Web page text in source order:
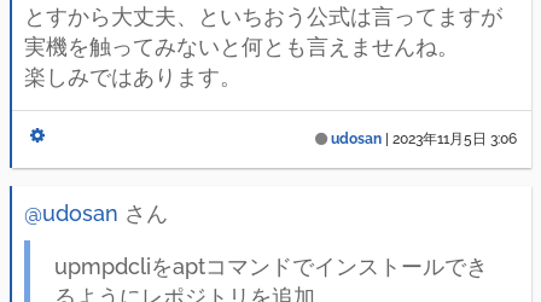
とすから大丈夫、といちおう公式は言ってますが
実機を触ってみないと何とも言えませんね。
楽しみではあります。
udosan 2023年11月5日 3:06
@udosan さん
upmpdcliをaptコマンドでインストールでき
るようにレポジトリを追加